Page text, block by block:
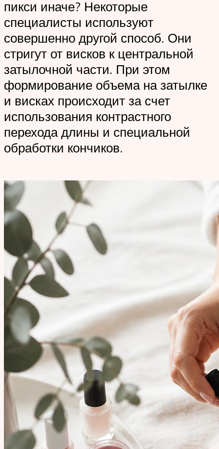
пикси иначе? Некоторые
специалисты используют
совершенно другой способ. Они
стригут от висков к центральной
затылочной части. При этом
формирование объема на затылке
и висках происходит за счет
использования контрастного
перехода длины и специальной
обработки кончиков.